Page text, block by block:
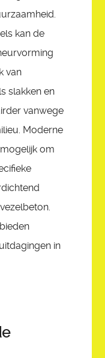
kan de
van
slakken en
vanwege
Moderne
om
in